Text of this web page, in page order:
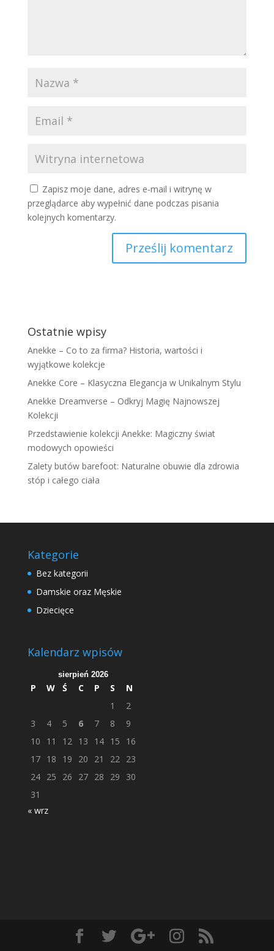
Zapisz moje dane, adres e-mail i witrynę w
przeglądarce aby wypełnić dane podczas pisania
kolejnych komentarzy.
Ostatnie wpisy
Anekke – Co to za firma? Historia, wartości i
wyjątkowe kolekcje
Anekke Core – Klasyczna Elegancja w Unikalnym Stylu
Anekke Dreamverse – Odkryj Magię Najnowszej
Kolekcji
Przedstawienie kolekcji Anekke: Magiczny świat
modowych opowieści
Zalety butów barefoot: Naturalne obuwie dla zdrowia
stóp i całego ciała
Kategorie
Bez kategorii
Damskie oraz Męskie
Dziecięce
Kalendarz wpisów
sierpień 2026
P W Ś C P S
N
1
2
3
4 5 6 7 8
9
10
11 12 13 14 15
16
17 18 19 20 21 22 23
24 25 26 27 28 29
30
31
« wrz